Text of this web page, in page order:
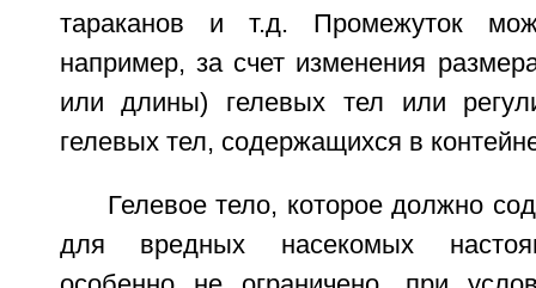
тараканов и т.д. Промежуток
например, за счет изменения
или длины) гелевых тел или
гелевых тел, содержащихся в
Гелевое тело, которое должно
для вредных насекомых